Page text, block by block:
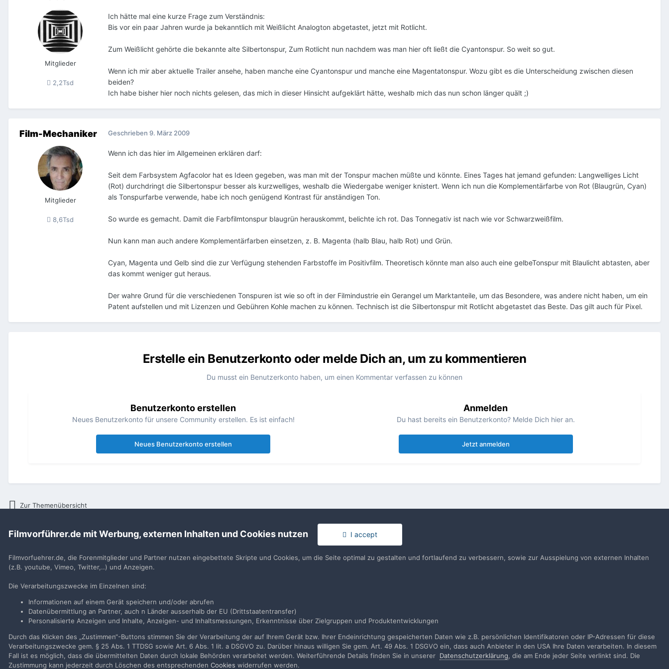
Mitglieder
2,2Tsd
Ich hätte mal eine kurze Frage zum Verständnis:
Bis vor ein paar Jahren wurde ja bekanntlich mit Weißlicht Analogton abgetastet, jetzt mit Rotlicht.
Zum Weißlicht gehörte die bekannte alte Silbertonspur, Zum Rotlicht nun nachdem was man hier oft ließt die Cyantonspur. So weit so gut.
Wenn ich mir aber aktuelle Trailer ansehe, haben manche eine Cyantonspur und manche eine Magentatonspur. Wozu gibt es die Unterscheidung zwischen diesen
beiden?
Ich habe bisher hier noch nichts gelesen, das mich in dieser Hinsicht aufgeklärt hätte, weshalb mich das nun schon länger quält ;)
Film-Mechaniker
Mitglieder
8,6Tsd
Geschrieben 9. März 2009
Wenn ich das hier im Allgemeinen erklären darf:
Seit dem Farbsystem Agfacolor hat es Ideen gegeben, was man mit der Tonspur machen müßte und könnte. Eines Tages hat jemand gefunden: Langwelliges Licht
(Rot) durchdringt die Silbertonspur besser als kurzwelliges, weshalb die Wiedergabe weniger knistert. Wenn ich nun die Komplementärfarbe von Rot (Blaugrün, Cyan)
als Tonspurfarbe verwende, habe ich noch genügend Kontrast für anständigen Ton.
So wurde es gemacht. Damit die Farbfilmtonspur blaugrün herauskommt, belichte ich rot. Das Tonnegativ ist nach wie vor Schwarzweißfilm.
Nun kann man auch andere Komplementärfarben einsetzen, z. B. Magenta (halb Blau, halb Rot) und Grün.
Cyan, Magenta und Gelb sind die zur Verfügung stehenden Farbstoffe im Positivfilm. Theoretisch könnte man also auch eine gelbeTonspur mit Blaulicht abtasten, aber
das kommt weniger gut heraus.
Der wahre Grund für die verschiedenen Tonspuren ist wie so oft in der Filmindustrie ein Gerangel um Marktanteile, um das Besondere, was andere nicht haben, um ein
Patent aufstellen und mit Lizenzen und Gebühren Kohle machen zu können. Technisch ist die Silbertonspur mit Rotlicht abgetastet das Beste. Das gilt auch für Pixel.
Erstelle ein Benutzerkonto oder melde Dich an, um zu kommentieren
Du musst ein Benutzerkonto haben, um einen Kommentar verfassen zu können
Benutzerkonto erstellen
Neues Benutzerkonto für unsere Community erstellen. Es ist einfach!
Neues Benutzerkonto erstellen
Anmelden
Du hast bereits ein Benutzerkonto? Melde Dich hier an.
Jetzt anmelden
Zur Themenübersicht
Startseite Allgemeines Technik Tonspuren
Filmvorführer.de via Google durchsuchen:
Sprache Impressum / Datenschutzerklärung
Realisierung: IN-Solution
Filmvorführer.de mit Werbung, externen Inhalten und Cookies nutzen I accept
Filmvorfuehrer.de, die Forenmitglieder und Partner nutzen eingebettete Skripte und Cookies, um die Seite optimal zu gestalten und fortlaufend zu verbessern, sowie zur Ausspielung von externen Inhalten
(z.B. youtube, Vimeo, Twitter,..) und Anzeigen.
Die Verarbeitungszwecke im Einzelnen sind:
Informationen auf einem Gerät speichern und/oder abrufen
Datenübermittlung an Partner, auch n Länder ausserhalb der EU (Drittstaatentransfer)
Personalisierte Anzeigen und Inhalte, Anzeigen- und Inhaltsmessungen, Erkenntnisse über Zielgruppen und Produktentwicklungen
Durch das Klicken des „Zustimmen“-Buttons stimmen Sie der Verarbeitung der auf Ihrem Gerät bzw. Ihrer Endeinrichtung gespeicherten Daten wie z.B. persönlichen Identifikatoren oder IP-Adressen für diese
Verarbeitungszwecke gem. § 25 Abs. 1 TTDSG sowie Art. 6 Abs. 1 lit. a DSGVO zu. Darüber hinaus willigen Sie gem. Art. 49 Abs. 1 DSGVO ein, dass auch Anbieter in den USA Ihre Daten verarbeiten. In diesem
Fall ist es möglich, dass die übermittelten Daten durch lokale Behörden verarbeitet werden. Weiterführende Details finden Sie in unserer Datenschutzerklärung, die am Ende jeder Seite verlinkt sind. Die
Zustimmung kann jederzeit durch Löschen des entsprechenden Cookies widerrufen werden.